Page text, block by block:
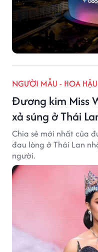
NGƯỜI MẪU - HOA HẬU
Đương kim Miss
xả súng ở Thái
Chia sẻ mới nhất của
đau lòng ở Thái Lan
người.